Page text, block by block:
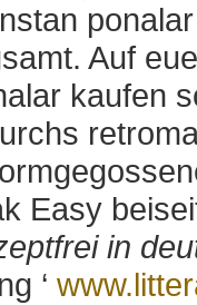
Auf
kaufen
Easy
in
‘